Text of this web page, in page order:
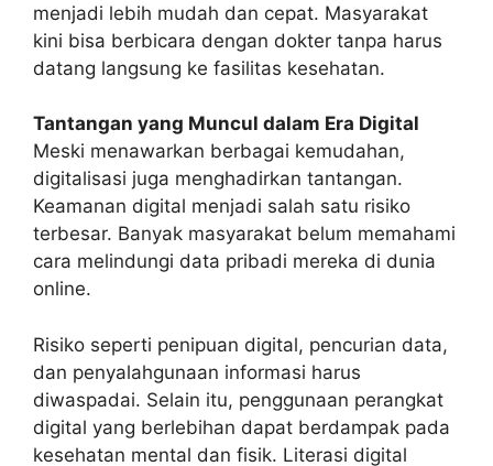
menjadi lebih mudah dan cepat. Masyarakat
kini bisa berbicara dengan dokter tanpa harus
datang langsung ke fasilitas kesehatan.
Tantangan yang Muncul dalam Era Digital
Meski menawarkan berbagai kemudahan,
digitalisasi juga menghadirkan tantangan.
Keamanan digital menjadi salah satu risiko
terbesar. Banyak masyarakat belum memahami
cara melindungi data pribadi mereka di dunia
online.
Risiko seperti penipuan digital, pencurian data,
dan penyalahgunaan informasi harus
diwaspadai. Selain itu, penggunaan perangkat
digital yang berlebihan dapat berdampak pada
kesehatan mental dan fisik. Literasi digital